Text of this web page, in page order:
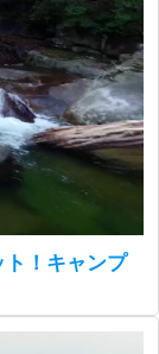
！キャンプ